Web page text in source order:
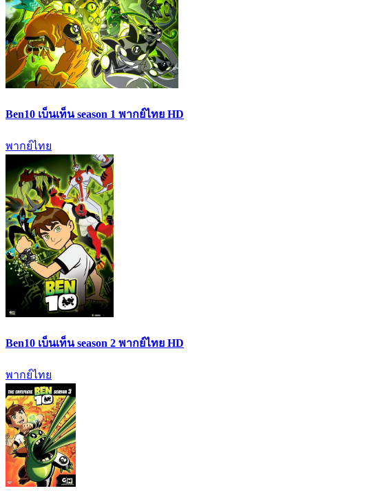
Ben10 เบ็นเท็น season 1 พากย์ไทย HD
พากย์ไทย
Ben10 เบ็นเท็น season 2 พากย์ไทย HD
พากย์ไทย